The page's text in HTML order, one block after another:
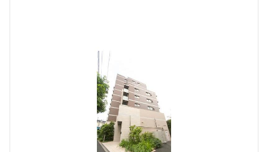
建物施設やお部屋の設備、方位、階数などの絞り込みが
設定する